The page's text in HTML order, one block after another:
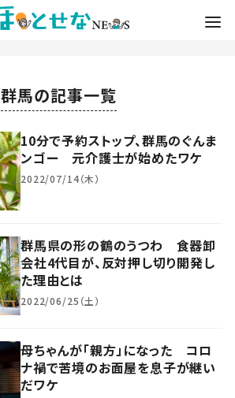
群馬の記事一覧
10分で予約ストップ、群馬のぐんま
ンゴー 元介護士が始めたワケ
2022/07/14（木）
群馬県の形の鶴のうつわ 食器卸
会社4代目が、反対押し切り開発し
た理由とは
2022/06/25（土）
母ちゃんが「親方」になった コロ
ナ禍で苦境のお面屋を息子が継い
だワケ